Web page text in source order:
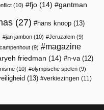
(10) fjo (14) gantman
(27) hans knoop (13)
jan jambon (10) Jeruzalem (9)
(9)
magazine
friedman (14) n-va(12)
(10) olympische spelen (9)
(13) verkiezingen (11)